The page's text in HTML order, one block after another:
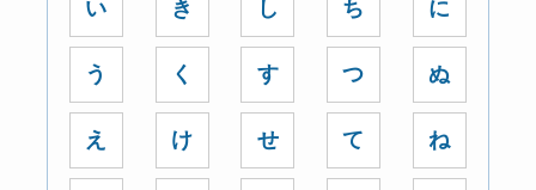
い
う
え
き
く
け
し
す
せ
ち
つ
て
に
ぬ
ね